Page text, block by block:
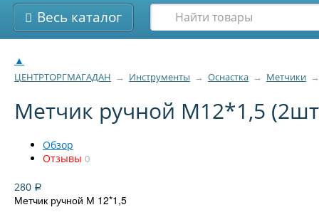
Весь каталог
▲
ЦЕНТРТОРГМАГАДАН → Инструменты → Оснастка → Метчики →
Метчик ручной М12*1,5
Обзор
Отзывы 0
280 Р
Метчик ручной М 12*1,5